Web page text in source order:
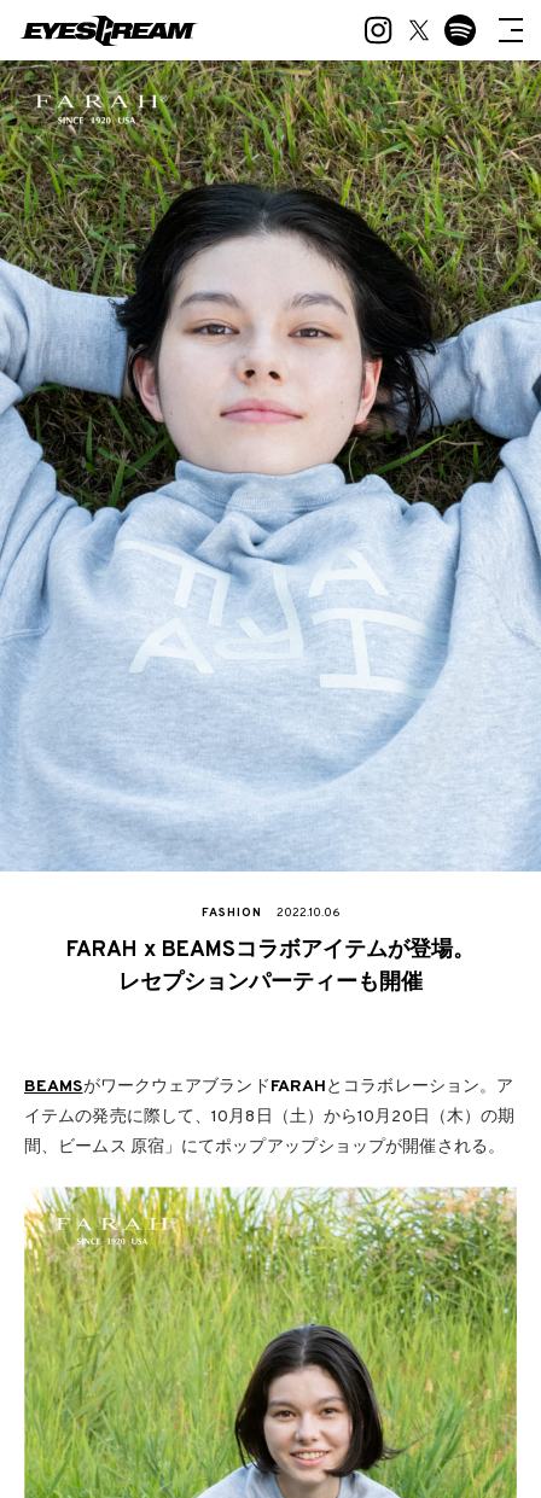
FASHION 2022.10.06
FARAH x BEAMSコラボアイテムが登場。
レセプションパーティーも開催
BEAMSがワークウェアブランドFARAHとコラボレーション。ア
イテムの発売に際して、10月8日（土）から10月20日（木）の期
間、ビームス 原宿」にてポップアップショップが開催される。